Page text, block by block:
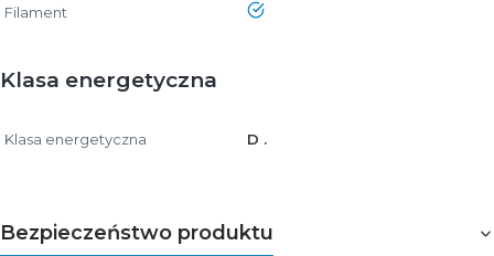
Filament tak
Klasa energetyczna
Klasa energetyczna D .
Bezpieczeństwo produktu